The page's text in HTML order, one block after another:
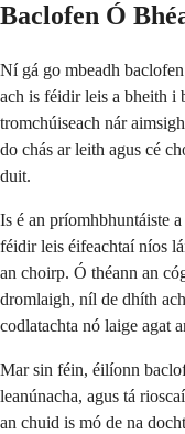
Baclofen Ó
Ní gá go mbeadh
ach is féidir leis a bheith i
tromchúiseach nár
do chás ar leith agus cé
duit.
Is é an príomhbhuntáiste
féidir leis éifeachtaí níos
an choirp. Ó théann an
dromlaigh, níl de dhíth
codlatachta nó laige agat
Mar sin féin, éilíonn
leanúnacha, agus tá
an chuid is mó de na